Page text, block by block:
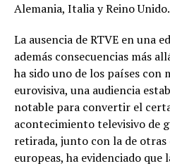
Alemania, Italia y Reino Unido.
La ausencia de RTVE en una
además consecuencias más
ha sido uno de los países con
eurovisiva, una audiencia
notable para convertir el
acontecimiento televisivo de
retirada, junto con la de otras
europeas, ha evidenciado que